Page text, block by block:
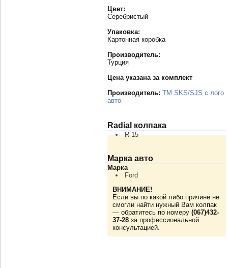
Цвет:
Серебристый
Упаковка:
Картонная коробка
Производитель:
Турция
Цена указана за комплект
Производитель: TM SKS/SJS с лого
авто
Radial колпака
R 15
Марка авто
Марка
Ford
ВНИМАНИЕ!
Если вы по какой либо причине не
смогли найти нужный Вам колпак
— обратитесь по номеру (067)432-
37-28 за профессиональной
консультацией.